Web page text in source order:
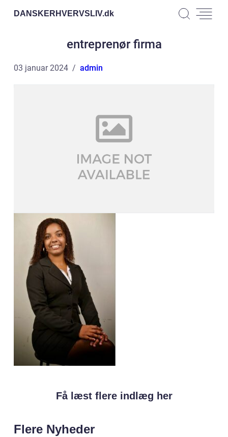
DANSKERHVERVSLIV.dk
entreprenør firma
03 januar 2024 admin
Få læst flere indlæg her
Flere Nyheder